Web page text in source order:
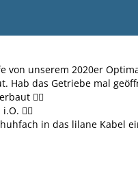
von unserem 2020er
Hab das Getriebe mal
👍🏻
👌🏻
in das lilane Kabel